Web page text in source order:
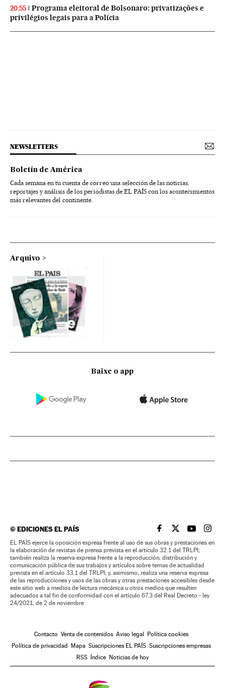
20:55
Programa eleitoral de Bolsonaro: privatizações e
privilégios legais para a Polícia
NEWSLETTERS
Boletín de América
Cada semana en tu cuenta de correo una selección de las noticias,
reportajes y análisis de los periodistas de EL PAÍS con los acontecimientos
más relevantes del continente.
Arquivo
Baixe o app
©EDICIONES EL PAÍS EL PAÍS BRASIL EN
EL PAÍSEL PAÍS
EL
EL PAÍS ejerce la oposición expresa frente al uso de sus obras y prestaciones en
la elaboración de revistas de prensa prevista en el artículo 32.1 del TRLPI;
también realiza la reserva expresa frente a la reproducción, distribución y
comunicación pública de sus trabajos y artículos sobre temas de actualidad
prevista en el artículo 33.1 del TRLPI; y, asimismo, realiza una reserva expresa
de las reproducciones y usos de las obras y otras prestaciones accesibles desde
este sitio web a medios de lectura mecánica u otros medios que resulten
adecuados a tal fin de conformidad con el artículo 67.3 del Real Decreto - ley
24/2021, de 2 de noviembre
Contacto Venta de contenidos Aviso legal
Política cookies
Política de privacidad
Mapa Suscripciones EL PAÍS Suscripciones empresas
RSS
Índice Noticias de hoy